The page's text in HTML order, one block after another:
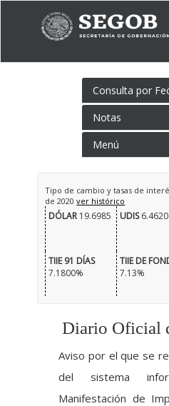
Consulta por
Notas
Menú
Tipo de cambio y tasas de
de 2020ver histórico
DÓLAR19.6985 UDIS
TIIE 91 DÍAS
7.1800%
TIIE DE
7.13%
Diario Oficial
Aviso por el que se
del sistema
Manifestación de